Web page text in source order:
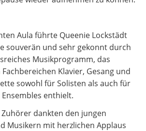
Aula führte Queenie Lockstädt
souverän und sehr gekonnt durch
Musikprogramm, das
Klavier, Gesang und
sowohl für Solisten als auch für
enthielt.
dankten den jungen
Musikern mit herzlichen Applaus